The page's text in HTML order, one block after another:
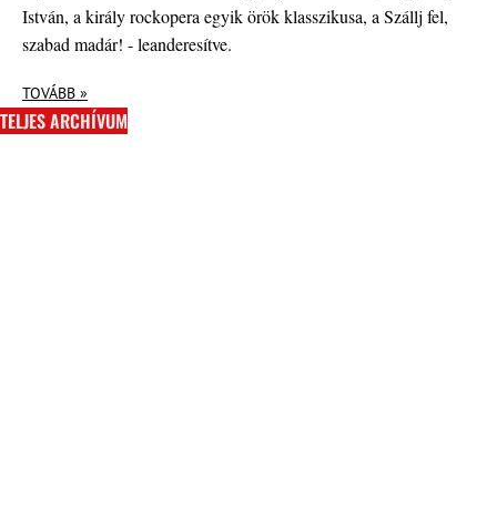
István, a király rockopera egyik örök klasszikusa, a Szállj fel,
szabad madár! - leanderesítve.
TOVÁBB »
TELJES ARCHÍVUM